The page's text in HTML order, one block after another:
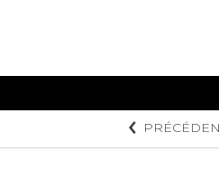
PARTITIONS
POUR